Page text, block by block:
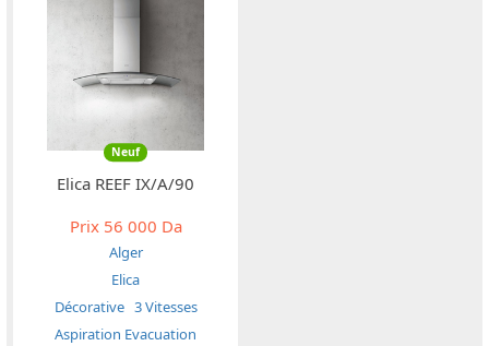
Neuf
Elica REEF IX/A/90
Prix56 000 Da
Alger
Elica
Décorative 3 Vitesses
Aspiration Evacuation